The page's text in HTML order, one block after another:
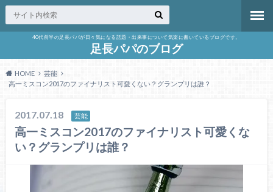
40代前半の足長パパが日々気になる話題・出来事について気楽に書いているブログです。
足長パパのブログ
HOME
芸能
高一ミスコン2017のファイナリスト可愛くない？グランプリは誰？
2017.07.18 芸能
高一ミスコン2017のファイナリスト可愛くな
い？グランプリは誰？